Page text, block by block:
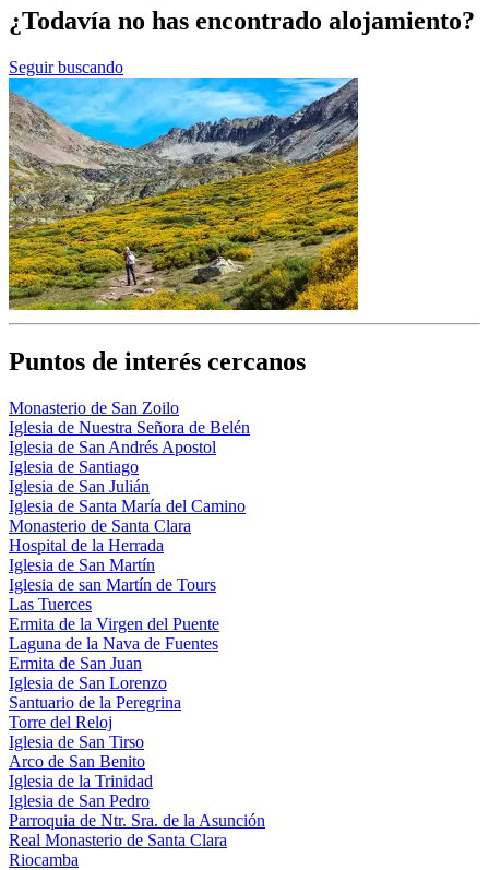
¿Todavía no has encontrado alojamiento?
Seguir buscando
Puntos de interés cercanos
Monasterio de San Zoilo
Iglesia de Nuestra Señora de Belén
Iglesia de San Andrés Apostol
Iglesia de Santiago
Iglesia de San Julián
Iglesia de Santa María del Camino
Monasterio de Santa Clara
Hospital de la Herrada
Iglesia de San Martín
Iglesia de san Martín de Tours
Las Tuerces
Ermita de la Virgen del Puente
Laguna de la Nava de Fuentes
Ermita de San Juan
Iglesia de San Lorenzo
Santuario de la Peregrina
Torre del Reloj
Iglesia de San Tirso
Arco de San Benito
Iglesia de la Trinidad
Iglesia de San Pedro
Parroquia de Ntr. Sra. de la Asunción
Real Monasterio de Santa Clara
Riocamba